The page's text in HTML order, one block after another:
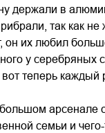
держали в
так как
он их любил
у
теперь каждый
семьи и